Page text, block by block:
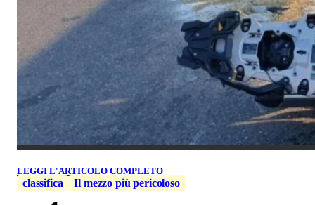
LEGGI L'ARTICOLO COMPLETO
classifica Il mezzo più pericoloso